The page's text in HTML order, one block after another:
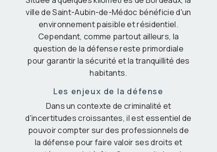
ville de Saint-Aubin-de-Médoc bénéficie d'un
environnement paisible et résidentiel.
Cependant, comme partout ailleurs, la
question de la défense reste primordiale
pour garantir la sécurité et la tranquillité des
habitants.
Les enjeux de la défense
Dans un contexte de criminalité et
d'incertitudes croissantes, il est essentiel de
pouvoir compter sur des professionnels de
la défense pour faire valoir ses droits et